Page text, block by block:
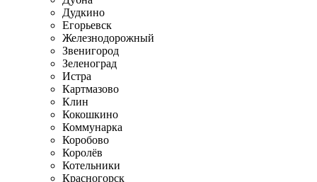
Дудкино
Егорьевск
Железнодорожный
Звенигород
Зеленоград
Истра
Картмазово
Клин
Кокошкино
Коммунарка
Коробово
Королёв
Котельники
Красногорск